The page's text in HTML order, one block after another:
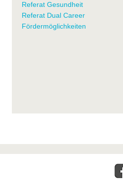
Referat Gesundheit
Referat Dual Career
Fördermöglichkeiten